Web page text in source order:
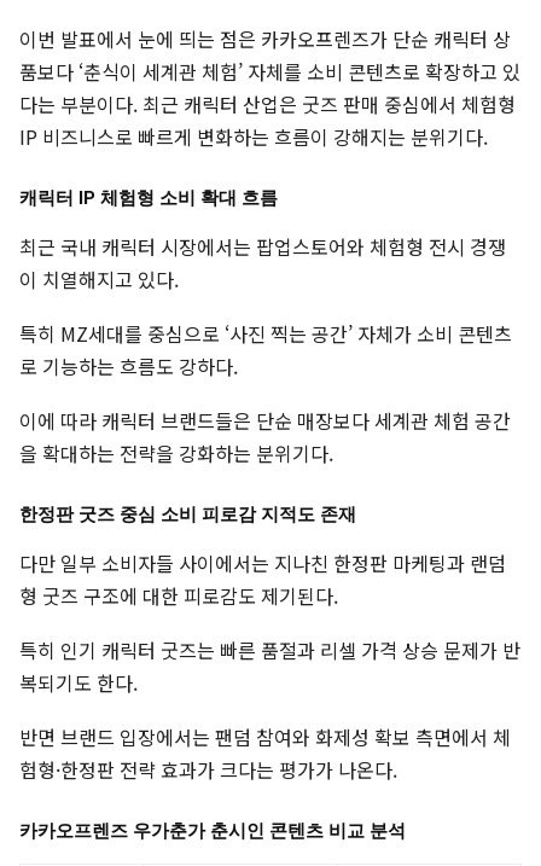
이번 발표에서 눈에 띄는 점은 카카오프렌즈가 단순 캐릭터 상
품보다 ‘춘식이 세계관 체험’ 자체를 소비 콘텐츠로 확장하고 있
다는 부분이다. 최근 캐릭터 산업은 굿즈 판매 중심에서 체험형
IP 비즈니스로 빠르게 변화하는 흐름이 강해지는 분위기다.
캐릭터 IP 체험형 소비 확대 흐름
최근 국내 캐릭터 시장에서는 팝업스토어와 체험형 전시 경쟁
이 치열해지고 있다.
특히 MZ세대를 중심으로 ‘사진 찍는 공간’ 자체가 소비 콘텐츠
로 기능하는 흐름도 강하다.
이에 따라 캐릭터 브랜드들은 단순 매장보다 세계관 체험 공간
을 확대하는 전략을 강화하는 분위기다.
한정판 굿즈 중심 소비 피로감 지적도 존재
다만 일부 소비자들 사이에서는 지나친 한정판 마케팅과 랜덤
형 굿즈 구조에 대한 피로감도 제기된다.
특히 인기 캐릭터 굿즈는 빠른 품절과 리셀 가격 상승 문제가 반
복되기도 한다.
반면 브랜드 입장에서는 팬덤 참여와 화제성 확보 측면에서 체
험형·한정판 전략 효과가 크다는 평가가 나온다.
카카오프렌즈 우가춘가 춘시인 콘텐츠 비교 분석